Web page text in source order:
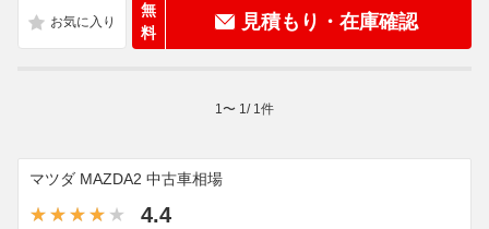
無
料
見積もり・在庫確認
1 〜 1 / 1 件
マツダ MAZDA2 中古車相場
4.4